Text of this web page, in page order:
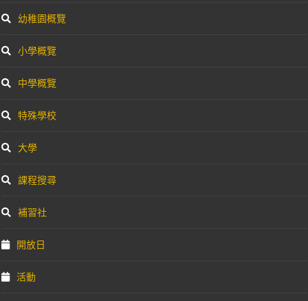
幼稚園概覽
小學概覽
中學概覽
特殊學校
大學
課程搜尋
補習社
開放日
活動